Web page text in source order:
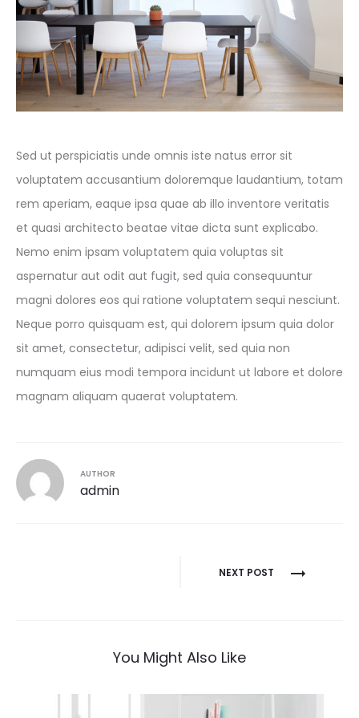
Sed ut perspiciatis unde omnis iste natus error sit
voluptatem accusantium doloremque laudantium, totam
rem aperiam, eaque ipsa quae ab illo inventore veritatis
et quasi architecto beatae vitae dicta sunt explicabo.
Nemo enim ipsam voluptatem quia voluptas sit
aspernatur aut odit aut fugit, sed quia consequuntur
magni dolores eos qui ratione voluptatem sequi nesciunt.
Neque porro quisquam est, qui dolorem ipsum quia dolor
sit amet, consectetur, adipisci velit, sed quia non
numquam eius modi tempora incidunt ut labore et dolore
magnam aliquam quaerat voluptatem.
AUTHOR
admin
NEXT POST
You Might Also Like